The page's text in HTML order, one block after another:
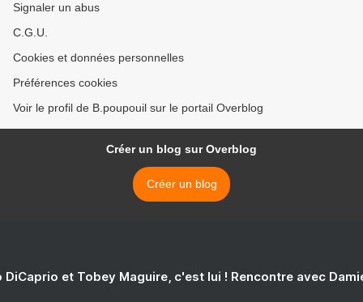
Signaler un abus
C.G.U.
Cookies et données personnelles
Préférences cookies
Voir le profil de B.poupouil sur le portail Overblog
Créer un blog sur Overblog
Créer un blog
DiCaprio et Tobey Maguire, c'est lui ! Rencontre avec